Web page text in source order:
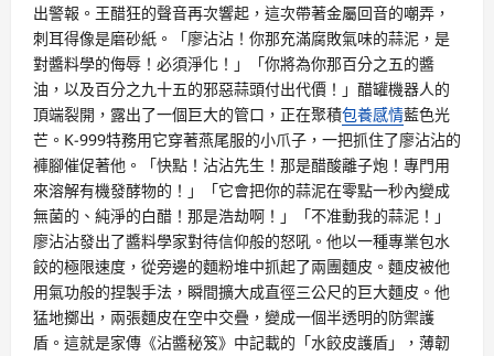
出警報。王醋狂的聲音再次響起，這次帶著金屬回音的嘲弄，
刺耳得像是磨砂紙。「廖沾沾！你那充滿腐敗氣味的蒜泥，是
對醬料學的侮辱！必須淨化！」「你將為你那百分之五的醬
油，以及百分之九十五的邪惡蒜頭付出代價！」醋罐機器人的
頂端裂開，露出了一個巨大的管口，正在聚積包養感情藍色光
芒。K-999特務用它穿著燕尾服的小爪子，一把抓住了廖沾沾的
褲腳催促著他。「快點！沾沾先生！那是醋酸離子炮！專門用
來溶解有機發酵物的！」「它會把你的蒜泥在零點一秒內變成
無菌的、純淨的白醋！那是浩劫啊！」「不准動我的蒜泥！」
廖沾沾發出了醬料學家對待信仰般的怒吼。他以一種專業包水
餃的極限速度，從旁邊的麵粉堆中抓起了兩團麵皮。麵皮被他
用氣功般的捏製手法，瞬間擴大成直徑三公尺的巨大麵皮。他
猛地擲出，兩張麵皮在空中交疊，變成一個半透明的防禦護
盾。這就是家傳《沾醬秘笈》中記載的「水餃皮護盾」，薄韌